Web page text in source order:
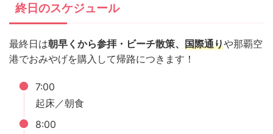
終日のスケジュール
最終日は朝早くから参拝・ビーチ散策、 国際通りや那覇空
港でおみやげを購入して帰路につきます！
7:00
起床／朝食
8:00